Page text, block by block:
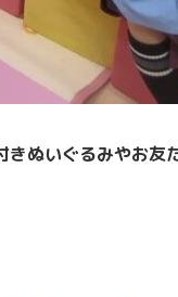
ぬいぐるみやお友